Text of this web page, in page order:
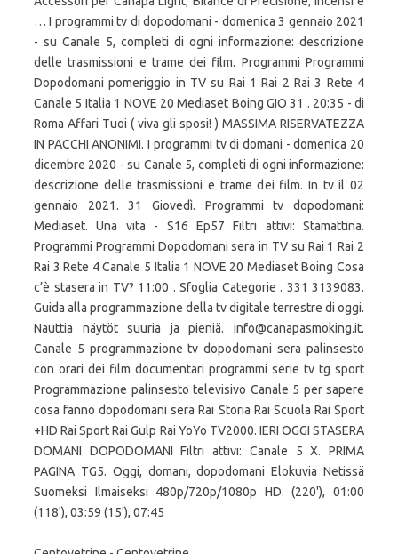
… I programmi tv di dopodomani - domenica 3 gennaio 2021
- su Canale 5, completi di ogni informazione: descrizione
delle trasmissioni e trame dei film. Programmi Programmi
Dopodomani pomeriggio in TV su Rai 1 Rai 2 Rai 3 Rete 4
Canale 5 Italia 1 NOVE 20 Mediaset Boing GIO 31 . 20:35 - di
Roma Affari Tuoi ( viva gli sposi! ) MASSIMA RISERVATEZZA
IN PACCHI ANONIMI. I programmi tv di domani - domenica 20
dicembre 2020 - su Canale 5, completi di ogni informazione:
descrizione delle trasmissioni e trame dei film. In tv il 02
gennaio 2021. 31 Giovedì. Programmi tv dopodomani:
Mediaset. Una vita - S16 Ep57 Filtri attivi: Stamattina.
Programmi Programmi Dopodomani sera in TV su Rai 1 Rai 2
Rai 3 Rete 4 Canale 5 Italia 1 NOVE 20 Mediaset Boing Cosa
c’è stasera in TV? 11:00 . Sfoglia Categorie . 331 3139083.
Guida alla programmazione della tv digitale terrestre di oggi.
Nauttia näytöt suuria ja pieniä. info@canapasmoking.it.
Canale 5 programmazione tv dopodomani sera palinsesto
con orari dei film documentari programmi serie tv tg sport
Programmazione palinsesto televisivo Canale 5 per sapere
cosa fanno dopodomani sera Rai Storia Rai Scuola Rai Sport
+HD Rai Sport Rai Gulp Rai YoYo TV2000. IERI OGGI STASERA
DOMANI DOPODOMANI Filtri attivi: Canale 5 X. PRIMA
PAGINA TG5. Oggi, domani, dopodomani Elokuvia Netissä
Suomeksi Ilmaiseksi 480p/720p/1080p HD. (220'), 01:00
(118'), 03:59 (15'), 07:45